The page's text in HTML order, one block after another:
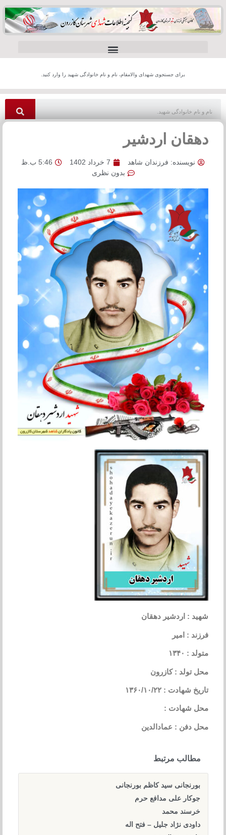
برای جستجوی شهدای والامقام، نام و نام خانوادگی شهید را وارد کنید.
دهقان اردشیر
نویسنده: فرزندان شاهد 7 خرداد 1402
5:46 ب.ظ
بدون نظری
شهید : اردشیر دهقان
فرزند : امیر
متولد : ۱۳۴۰
محل تولد : کازرون
تاریخ شهادت : ۱۳۶۰/۱۰/۲۲
محل شهادت :
محل دفن : عمادالدین
مطالب مرتبط
بورنجانی سید کاظم بورنجانی
جوکار علی مدافع حرم
خرسند محمد
داودی نژاد جلیل – فتح اله